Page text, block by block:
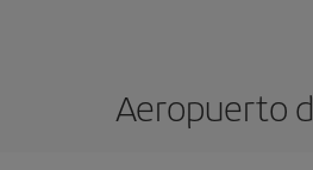
Aeropuerto